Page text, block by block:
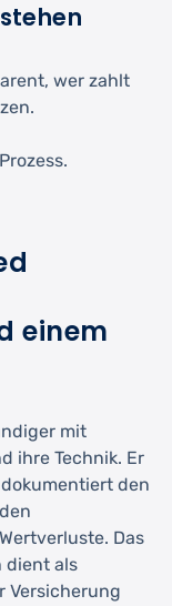
wer zahlt
einem
mit
ihre Technik. Er
den
Das
dient als
Versicherung